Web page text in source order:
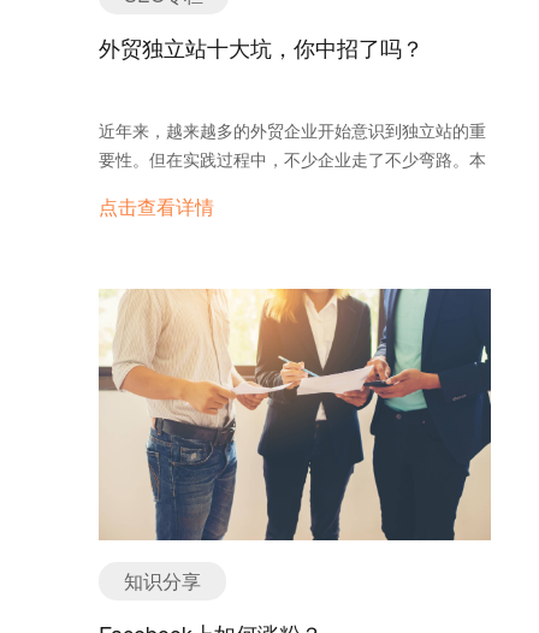
当客户有需求才发给客户查看，但展示型官网易变为
僵尸网站。而营销型官网则具备明确的询盘入口，满
足SEO、SEM、EDM等功能需求。 很多外贸朋友的
面加载不成功，询盘接口无法收到客户询盘等等问
题，鑫互联可以为外贸人提供的是营销型网站建设、
云”等一站式解决方案。 建站只是官网开始工作的最
系统一样，做好响应式官网建站、谷歌SEO、全网推
广、全网营销及客户开发等环节。 三、SEM推广
SEM指的是搜索引擎推广，这里更多指的是Google
Adwords，谷歌是国外客户使用最为广泛的搜索引
擎，谷歌流量全球第一，覆盖全球200多个国家，
88%的互联网用户。无论是新官网还是老官网，都可
以通过Google 广告快速引流，当然新官网的访问速
度，站内的优化布局，产品内页文案都要优化好，不
然流量进来也不一定能够形成转化。 谷歌的广告网络
广告网络等，付费方式主要有点击付费和每千次展示
外贸独立站十大坑，你中招了吗？
近年来，越来越多的外贸企业开始意识到独立站的重
要性。但在实践过程中，不少企业走了不少弯路。本
是否也曾中招。 1. 用第三方公司送的免费域名 免费
业手中，后期想要转出或更换非常麻烦，甚至会影响
品牌资产的长期积累。独立站的第一步，是拥有一个
属于你自己的顶级域名。 2. 做SaaS网站 虽然
SaaS建站方便快捷，但缺点也明显——无法自定
义、无法控制、无法优化。SaaS建站多数不利于
SEO优化，结构封闭，插件支持有限，迁移困难。对
于追求长期效果和可控增长的外贸企业来说，自建
WordPress类开源站点才是正道。 3. 用国内的服务
器 服务器位置直接影响访问速度和搜索排名。如果
器，那访问体验注定糟糕。海外客户打开你的网站
像“翻墙”一样卡顿，结果自然是流失严重。建议选择
点击查看详情
知识分享